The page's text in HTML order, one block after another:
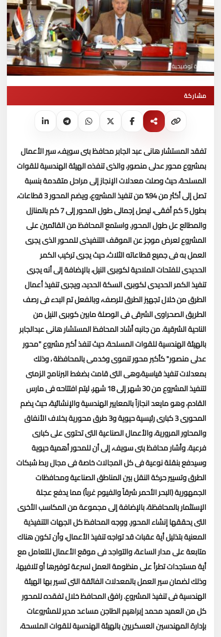
صورة توضيحية
مشاركة
تفقد المستشار هانى عبد الجابر محافظ بنى سويف، سير الأعمال
بمشروع محور عدلى منصور، والذى تنفذه الهيئة الهندسية للقوات
المسلحة، حيث وصلت معدلات الإنجاز إلى مراحل متقدمة بنسبة
تصل إلى أكثر من 94% من تنفيذ المشروع، ويضم المحور 3 قطاعات،
بطول 5 كم أفقى، ليصل إجمالى طول المحور إلى 7 كم بالمنازل
والمطالع عل طول المحور.واستمع المحافظ من القائمين على
المشروع لعرض موجز عن الموقف التنفيذى للمحور الذى يجرى
العمل به فى جميع قطاعاته الثلاث، حيث يجرى تركيب الكمر
الحديدى للفتحات الملاحية لكوبرى النيل، بالإضافة إلى أنه يجرى
تنفيذ الكمر الحديدى لكوبرى السكة الحديد، ويجرى تنفيذ أعمال
الطرق من خلال تجهيز الطرق للرصف، وبالفعل تم البدء فى رصف
الطريق الصحراوى الشرقى فى الوصلة مابين كوبرى النيل من
الناحية الشرقية.من جانبه أشاد المحافظ المستشار هانى عبدالجابر
بالهيئة الهندسية للقوات المسلحة، حيث تنفذ أكبر مشروع "محور
عدلى منصور" كأكبر محور تنموى وخدمى بالمحافظة ، وذلك
بمعدلات تنفيذ قياسية،وهى التى قامت بضغط البرنامج الزمنى
لتنفيذ المشروع من 30 شهر إلى 18 شهر، ليتم افتتاحه فى مارس
القادم، وهو مايعد انجازاً بالمعايير الهندسية والإنشائية، حيث يضم
المحورى 3 كبارى رئيسية حيوية و3 طرق محورية بخلاف الأنفاق
والمحاور المرورية، والأعمال الصناعية التى تحتوى على كبارى
فرعية.وأشار محافظ بنى سويف، إلى أن للمحور أهمية حيوية
وسيدفع بنقلة نوعية فى كل المجالات خاصة فى مجال ربط شبكات
الطرق وتسيير حركة النقل بين المناطق الصناعية ومحافظات
الجمهورية (البحر الأحمر شرقاً والفيوم غرباً) مما يدفع عجلة
الإستثمار بالمحافظة، بالإضافة إلى مجموعة من المكاسب الأخرى
التى يحققها إنشاء المحور.ووجه المحافظ كل الجهات التنفيذية
المعنية بتذليل أية عقبات قد تواجه تنفيذ الأعمال، وأن تكون هناك
متابعة على مدار الساعة، والتواجد فى موقع الأعمال للتعامل مع
أية مستجدات تطرأ على منظومة العمل لسرعة توفيرها أو تلافيها،
وذلك لضمان سير العمل بالمعدلات الفائقة التى تسير بها الهيئة
الهندسية فى تنفيذ المشروع.رافق المحافظ خلال تفقده للمحور
كل من العميد محمد إبراهيم الطاجن مساعد مدير للمشروعات
بإدارة المهندسين العسكريين بالهيئة الهندسية للقوات الملسحة،